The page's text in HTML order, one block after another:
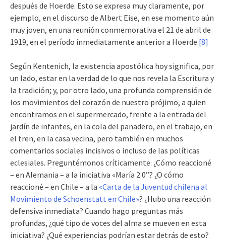
después de Hoerde. Esto se expresa muy claramente, por
ejemplo, en el discurso de Albert Eise, en ese momento aún
muy joven, en una reunión conmemorativa el 21 de abril de
1919, en el período inmediatamente anterior a Hoerde.[8]
Según Kentenich, la existencia apostólica hoy significa, por
un lado, estar en la verdad de lo que nos revela la Escritura y
la tradición; y, por otro lado, una profunda comprensión de
los movimientos del corazón de nuestro prójimo, a quien
encontramos en el supermercado, frente a la entrada del
jardín de infantes, en la cola del panadero, en el trabajo, en
el tren, en la casa vecina, pero también en muchos
comentarios sociales incisivos o incluso de las políticas
eclesiales. Preguntémonos críticamente: ¿Cómo reaccioné
– en Alemania – a la iniciativa «María 2.0”? ¿O cómo
reaccioné – en Chile – a la «Carta de la Juventud chilena al
Movimiento de Schoenstatt en Chile»? ¿Hubo una reacción
defensiva inmediata? Cuando hago preguntas más
profundas, ¿qué tipo de voces del alma se mueven en esta
iniciativa? ¿Qué experiencias podrían estar detrás de esto?